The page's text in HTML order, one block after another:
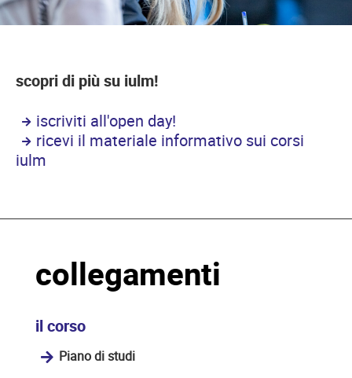
scopri di più su iulm!
iscriviti all'open day!
ricevi il materiale informativo sui corsi
iulm
collegamenti
il corso
Piano di studi